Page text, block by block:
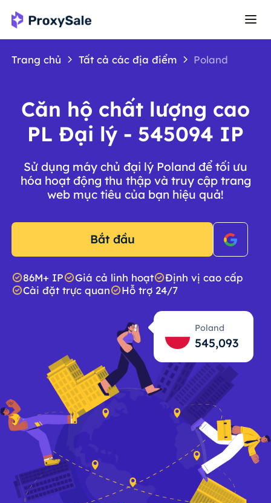
Trang chủ Tất cả các địa điểm Poland
Căn hộ chất lượng cao
PL Đại lý - 545094 IP
Sử dụng máy chủ đại lý Poland để tối ưu
hóa hoạt động thu thập và truy cập trang
web mục tiêu của bạn hiệu quả!
Bắt đầu
86M+ IP Giá cả linh hoạt
Định vị cao cấp
Cài đặt trực quan
Hỗ trợ 24/7
Poland
545,094